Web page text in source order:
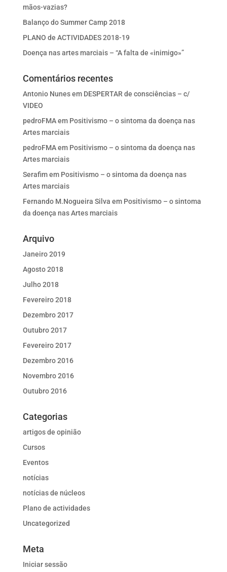
mãos-vazias?
Balanço do Summer Camp 2018
PLANO de ACTIVIDADES 2018-19
Doença nas artes marciais – “A falta de «inimigo»”
Comentários recentes
Antonio Nunesem DESPERTAR de consciências – c/
VIDEO
pedroFMAem Positivismo – o sintoma da doença nas
Artes marciais
pedroFMAem Positivismo – o sintoma da doença nas
Artes marciais
Serafimem Positivismo – o sintoma da doença nas
Artes marciais
Fernando M.Nogueira Silva em Positivismo – o sintoma
da doença nas Artes marciais
Arquivo
Janeiro 2019
Agosto 2018
Julho 2018
Fevereiro 2018
Dezembro 2017
Outubro 2017
Fevereiro 2017
Dezembro 2016
Novembro 2016
Outubro 2016
Categorias
artigos de opinião
Cursos
Eventos
notícias
notícias de núcleos
Plano de actividades
Uncategorized
Meta
Iniciar sessão